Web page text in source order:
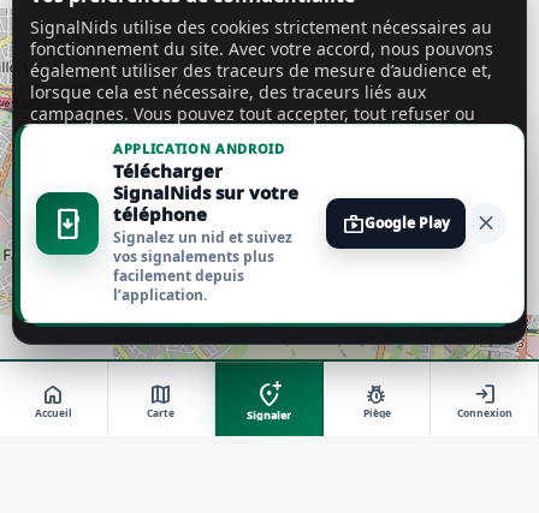
home
Accueil
map
Carte
add_location_alt
Signaler
pest_control
Piège
login
Connexion
install_mobile
APPLICATION ANDROID
Télécharger
SignalNids sur votre
téléphone
Signalez un nid et suivez
vos signalements plus
facilement depuis
l’application.
shopGoogle Play close
SignalNids utilise des cookies strictement nécessaires au
fonctionnement du site. Avec votre accord, nous pouvons
également utiliser des traceurs de mesure d’audience et,
lorsque cela est nécessaire, des traceurs liés aux
campagnes. Vous pouvez tout accepter, tout refuser ou
Tout accepter
Tout refuser